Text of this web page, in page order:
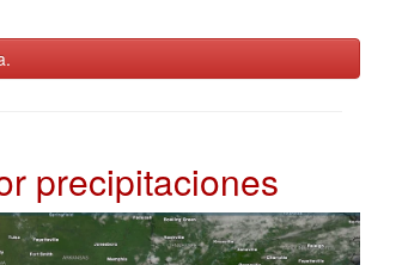
precipitaciones